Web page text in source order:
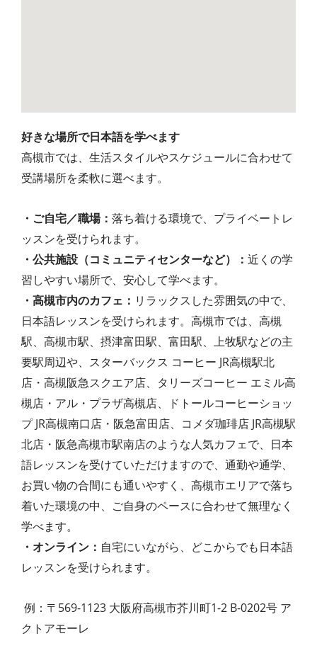
好きな場所で日本語を学べます
高槻市では、生活スタイルやスケジュールに合わせて
受講場所を柔軟に選べます。
・ご自宅／職場： 落ち着ける環境で、プライベートレ
ッスンを受けられます。
・公共施設（コミュニティセンターなど）： 近くの学
習しやすい場所で、安心して学べます。
・高槻市内のカフェ： リラックスした雰囲気の中で、
日本語レッスンを受けられます。高槻市では、高槻
駅、高槻市駅、摂津富田駅、富田駅、上牧駅などの主
要駅周辺や、スターバックス コーヒー JR高槻駅北
店・高槻阪急スクエア店、タリーズコーヒー エミル高
槻店・アル・プラザ高槻店、ドトールコーヒーショッ
プ JR高槻南口店・阪急富田店、コメダ珈琲店 JR高槻駅
北店・阪急高槻市駅南店のような人気カフェで、日本
語レッスンを受けていただけますので、通勤や通学、
お買い物の合間にも通いやすく、高槻市エリアで落ち
着いた環境の中、ご自身のペースに合わせて無理なく
学べます。
・オンライン： 自宅にいながら、どこからでも日本語
レッスンを受けられます。
例：〒569-1123 大阪府高槻市芥川町1-2 B-0202号 ア
クトアモーレ